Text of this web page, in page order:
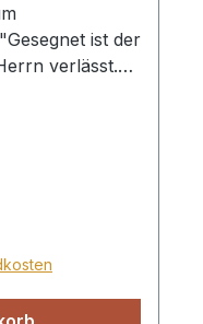
ist der
verlässt.